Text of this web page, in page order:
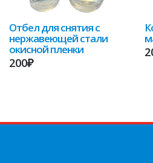
Отбел для снятия с
нержавеющей стали
окисной пленки
200₽